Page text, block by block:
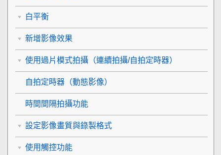
白平衡
新增影像效果
使用過片模式拍攝（連續拍攝/自拍定時器）
自拍定時器 （動態影像）
時間間隔拍攝功能
設定影像畫質與錄製格式
使用觸控功能